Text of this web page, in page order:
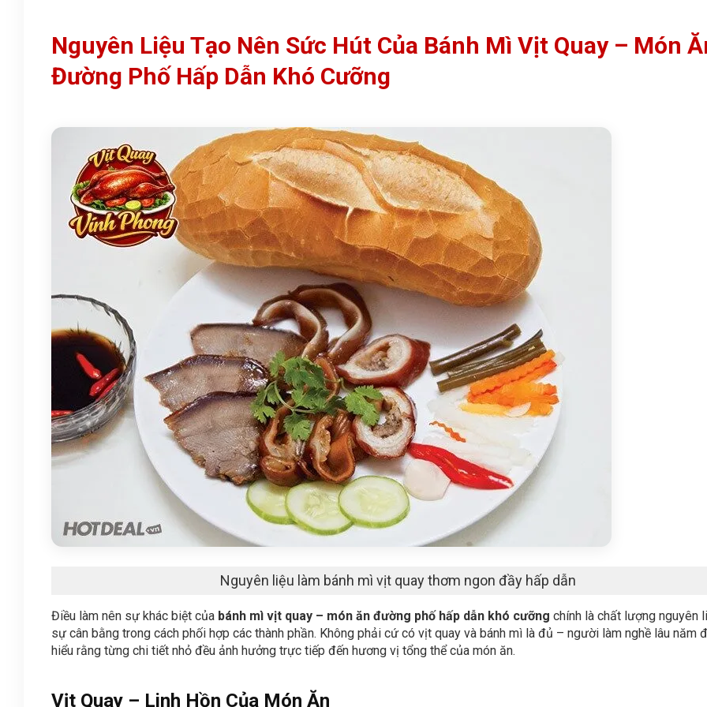
Nguyên Liệu Tạo Nên Sức Hút Của Bánh Mì Vịt Quay – Món
Đường Phố Hấp Dẫn Khó Cưỡng
Nguyên liệu làm bánh mì vịt quay thơm ngon đầy hấp dẫn
Điều làm nên sự khác biệt của bánh mì vịt quay – món ăn đường phố hấp dẫn khó cưỡng chính là chất lượng nguyên
sự cân bằng trong cách phối hợp các thành phần. Không phải cứ có vịt quay và bánh mì là đủ – người làm nghề lâu năm
hiểu rằng từng chi tiết nhỏ đều ảnh hưởng trực tiếp đến hương vị tổng thể của món ăn.
Vịt Quay – Linh Hồn Của Món Ăn